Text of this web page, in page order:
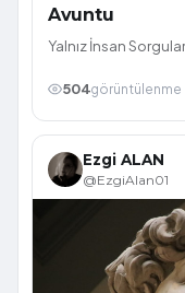
Avuntu
Yalnız İnsan
504görüntülenme
Ezgi ALAN
@EzgiAlan01